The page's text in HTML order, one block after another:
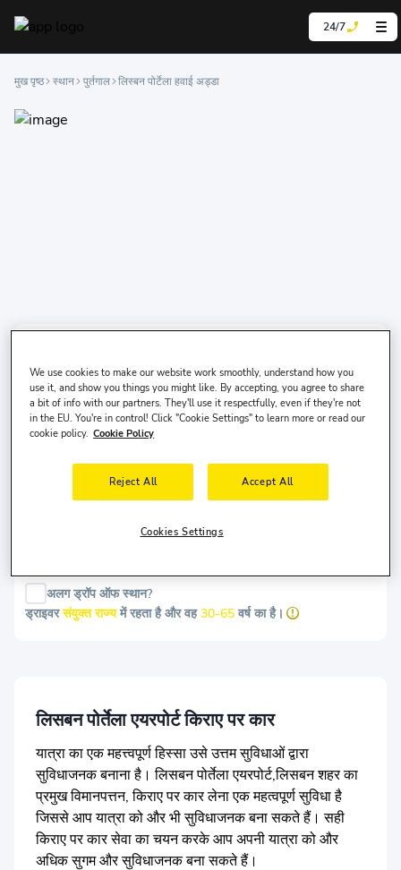
24/7
मुख पृष्ठ स्थान पुर्तगाल लिस्बन पोर्टेला हवाई अड्डा
पिक-अप तारीख
पिक-अप समय
ड्रॉप-ऑफ दिनांक
ड्रॉप-ऑफ समय
अलग ड्रॉप ऑफ स्थान?
ड्राइवरसंयुक्त राज्यमें रहता है और वह30-65 वर्ष का है।
लिसबन पोर्तेला एयरपोर्ट किराए पर कार
यात्रा का एक महत्त्वपूर्ण हिस्सा उसे उत्तम सुविधाओं द्वारा
सुविधाजनक बनाना है। लिसबन पोर्तेला एयरपोर्ट,लिसबन शहर का
प्रमुख विमानपत्तन, किराए पर कार लेना एक महत्वपूर्ण सुविधा है
जिससे आप यात्रा को और भी सुविधाजनक बना सकते हैं। सही
किराए पर कार सेवा का चयन करके आप अपनी यात्रा को और
अधिक सुगम और सुविधाजनक बना सकते हैं।
We use cookies to make our website work smoothly, understand how you
use it, and show you things you might like. By accepting, you agree to share
a bit of info with our partners. They'll use it respectfully, even if they're not
in the EU. You're in control! Click "Cookie Settings" to learn more or read our
cookie policy. Cookie Policy
Reject All Accept All
Cookies Settings